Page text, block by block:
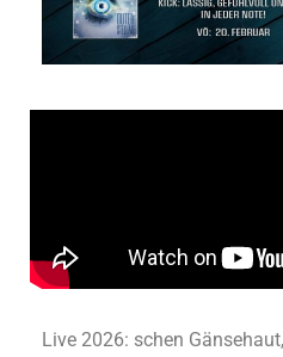
Live 2026: schen